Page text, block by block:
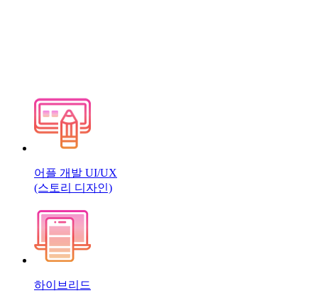
어플 개발 UI/UX
(스토리 디자인)
하이브리드